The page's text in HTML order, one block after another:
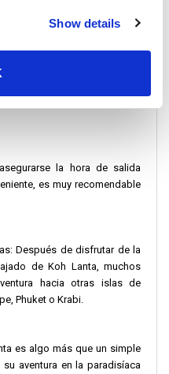
Show details
operadores dan prioridad a
la hora de salida
es muy recomendable
Después de disfrutar de la
de Koh Lanta, muchos
hacia otras islas de
Phuket o Krabi.
es algo más que un simple
aventura en la paradisíaca